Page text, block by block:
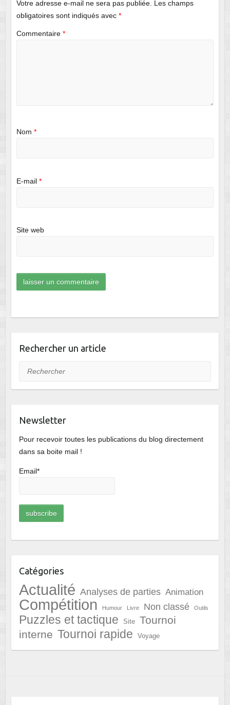
Votre adresse e-mail ne sera pas publiée. Les champs
obligatoires sont indiqués avec *
Commentaire *
Nom *
E-mail *
Site web
Rechercher un article
Rechercher
Newsletter
Pour recevoir toutes les publications du blog directement
dans sa boite mail !
Email*
Catégories
Actualité Analyses de parties Animation
Compétition Humour Livre Non classé Outils
Puzzles et tactique Site
Tournoi
interne Tournoi rapide Voyage